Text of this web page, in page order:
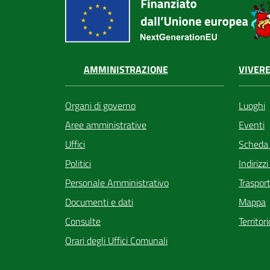
AMMINISTRAZIONE
Organi di governo
Aree amministrative
Uffici
Politici
Personale Amministrativo
Documenti e dati
Consulte
Orari degli Uffici Comunali
Luoghi
Eventi
Mappa